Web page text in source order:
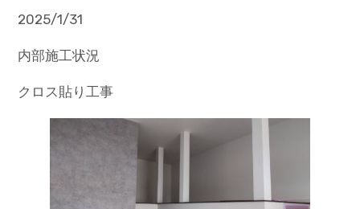
2025/1/31
内部施工状況
クロス貼り工事